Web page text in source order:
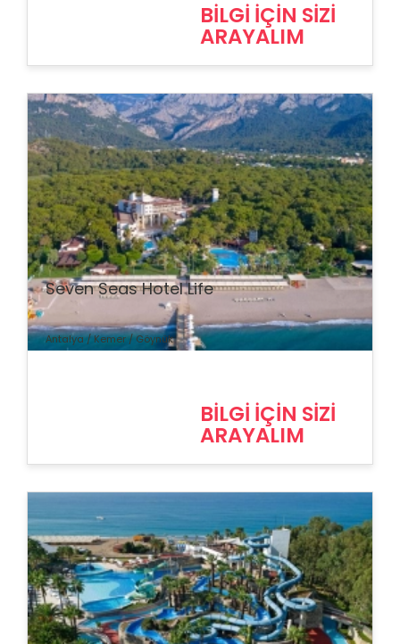
BİLGİ İÇİN SİZİ
ARAYALIM
% İndirim
Seven Seas Hotel Life
Antalya / Kemer / Göynük
BİLGİ İÇİN SİZİ
ARAYALIM
% İndirim